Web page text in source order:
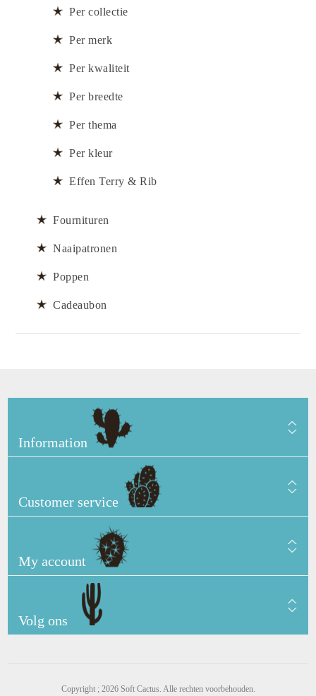
Per collectie
Per merk
Per kwaliteit
Per breedte
Per thema
Per kleur
Effen Terry & Rib
Fournituren
Naaipatronen
Poppen
Cadeaubon
Information
Customer service
My account
Volg ons
Copyright ; 2026 Soft Cactus. Alle rechten voorbehouden.